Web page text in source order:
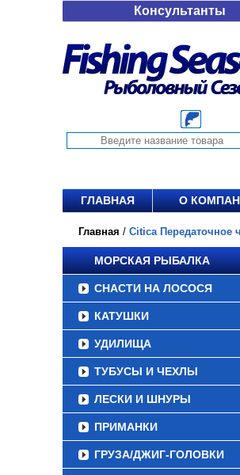
Консультанты
ГЛАВНАЯ О
Главная / Citica Передаточное
МОРСКАЯ РЫБАЛКА
СНАСТИ НА ЛОСОСЯ
КАТУШКИ
УДИЛИЩА
ТУБУСЫ И ЧЕХЛЫ
ЛЕСКИ И ШНУРЫ
ПРИМАНКИ
ГРУЗА/ДЖИГ-ГОЛОВКИ